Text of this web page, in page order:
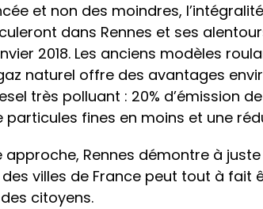
et non des moindres,
dans Rennes et ses
2018. Les anciens modèles
naturel offre des avantages
très polluant : 20% d’émission
particules fines en moins et une
approche, Rennes démontre à
villes de France peut tout à fait
citoyens.